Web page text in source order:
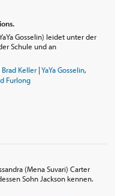
Gosselin) leidet unter der
Schule und an
Brad Keller|YaYa Gosselin,
Furlong
(Mena Suvari) Carter
Sohn Jackson kennen.